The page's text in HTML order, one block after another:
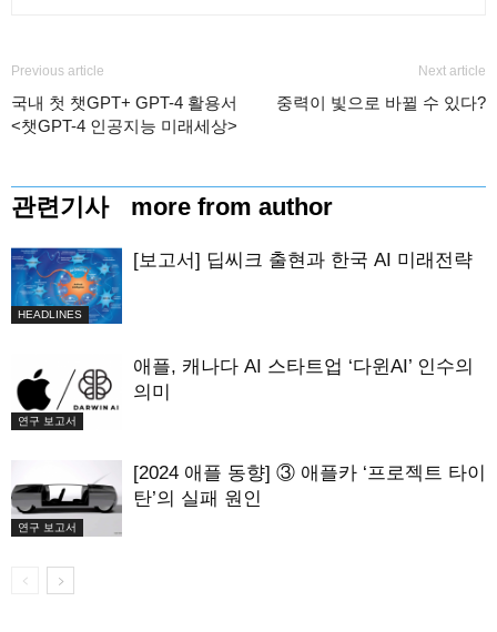
Previous article
국내 첫 챗GPT+ GPT-4 활용서
<챗GPT-4 인공지능 미래세상>
Next article
중력이 빛으로 바뀔 수 있다?
관련기사 more from author
HEADLINES
[보고서] 딥씨크 출현과 한국 AI 미래전략
연구 보고서
애플, 캐나다 AI 스타트업 ‘다윈AI’ 인수의
의미
연구 보고서
[2024 애플 동향] ③ 애플카 ‘프로젝트 타이
탄’의 실패 원인